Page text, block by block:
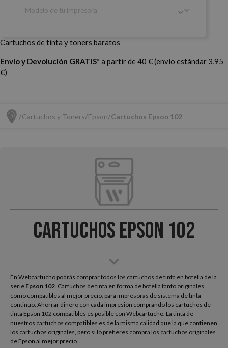
Cartuchos de tinta y toners baratos
Envío y Devolución GRATIS* a partir de 40 € (envío estándar 3,95
€)
Cartuchos y Toners Epson Cartuchos Epson 102
Cartuchos Epson 102
En Webcartucho podrás comprar todos los cartuchos de tinta en botella de la
serie Epson 102 . Cartuchos de tinta en forma de botella tanto originales
como compatibles al mejor precio, para impresoras de sistema de tinta
continuo. Ahorrar dinero con cada impresión comprando los cartuchos de
tinta Epson 102 compatibles es posible con Webcartucho. La tinta de
nuestros cartuchos compatibles es de la misma calidad que la que contienen
los cartuchos originales, pero si lo prefieres compra los cartuchos originales
de Epson al mejor precio.